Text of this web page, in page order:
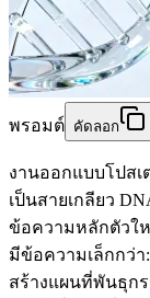
พรอมต์ คัดลอก
งานออกแบบโปสเ
เป็นสายเกลียว
ข้อความหลักตัวให
มีข้อความเล็กกว่
สร้างแผนที่พันธุก